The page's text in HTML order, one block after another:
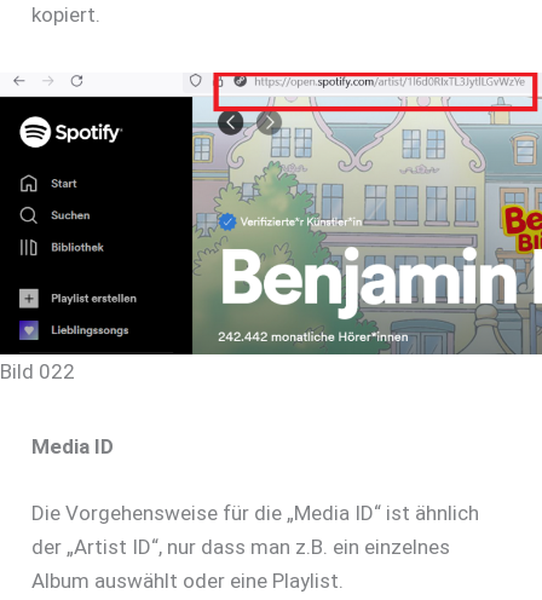
kopiert.
Bild 022
Media ID
Die Vorgehensweise für die „Media ID“ ist ähnlich
der „Artist ID“, nur dass man z.B. ein einzelnes
Album auswählt oder eine Playlist.